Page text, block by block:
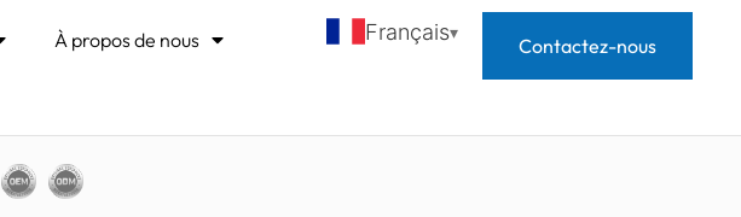
À propos de nous Français
Contactez-nous